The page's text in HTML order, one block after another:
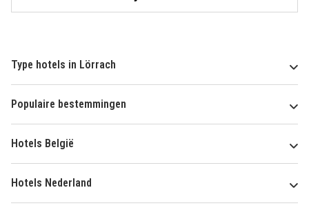
Type hotels in Lörrach
Populaire bestemmingen
Hotels België
Hotels Nederland